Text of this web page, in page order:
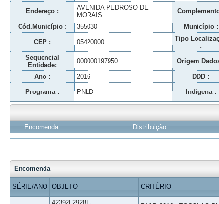
Endereço :
AVENIDA PEDROSO DE
MORAIS
Cód.Município : 355030 Município :
CEP : 05420000
Tipo
:
Sequencial
Entidade:
000000197950 Origem
Ano : 2016 DDD :
Programa : PNLD Indígena :
Encomenda Distribuição
Encomenda
SÉRIE/ANO OBJETO CRITÉRIO
42392L2928L-